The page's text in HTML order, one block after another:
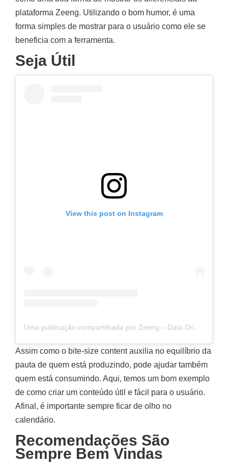
plataforma Zeeng. Utilizando o bom humor, é uma
forma simples de mostrar para o usuário como ele se
beneficia com a ferramenta.
Seja Útil
View this post on Instagram
Assim como o bite-size content auxilia no equilíbrio da
pauta de quem está produzindo, pode ajudar também
quem está consumindo. Aqui, temos um bom exemplo
de como criar um conteúdo útil e fácil para o usuário.
Afinal, é importante sempre ficar de olho no
calendário.
Recomendações São
Sempre Bem Vindas